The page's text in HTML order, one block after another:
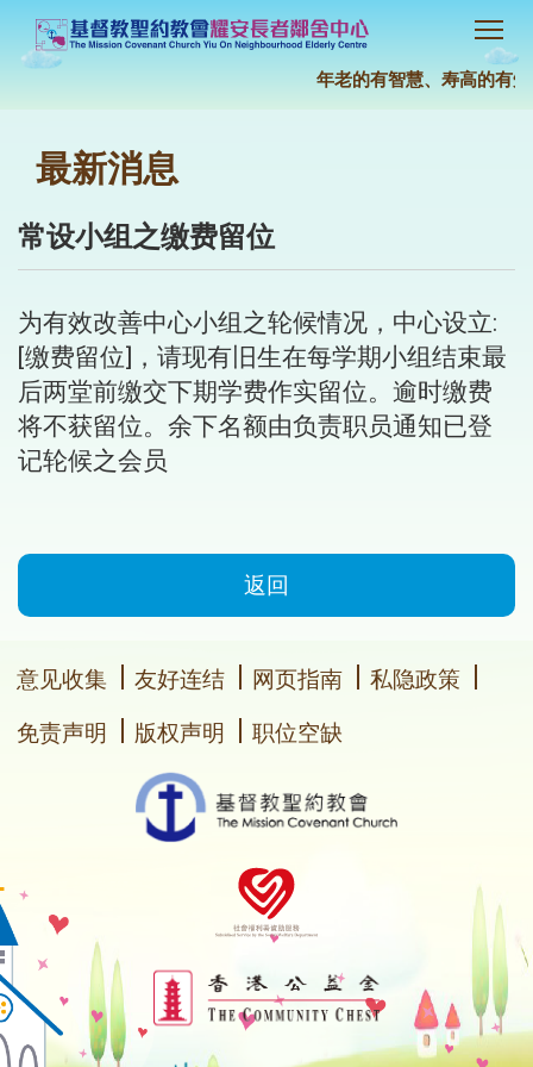
年老的有智慧、寿高的有
最新消息
常设小组之缴费留位
为有效改善中心小组之轮候情况，中心设立:
[缴费留位]，请现有旧生在每学期小组结束最
后两堂前缴交下期学费作实留位。逾时缴费
将不获留位。余下名额由负责职员通知已登
记轮候之会员
返回
意见收集 友好连结 网页指南
私隐政策
免责声明
版权声明 职位空缺